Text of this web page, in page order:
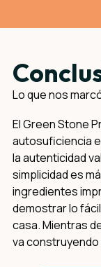
Lo que nos
El Green Stone
autosuficiencia
la autenticidad
simplicidad es
ingredientes
demostrar lo
casa. Mientras
va